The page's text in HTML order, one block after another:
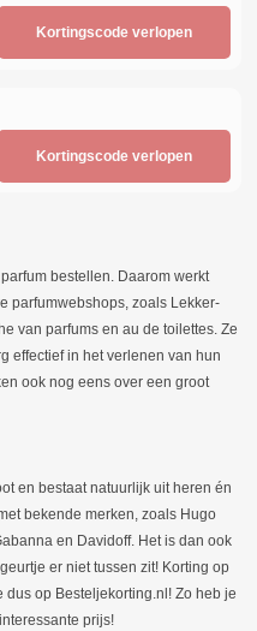
Kortingscode verlopen
Kortingscode verlopen
bestellen. Daarom werkt
parfumwebshops, zoals Lekker-
van parfums en au de toilettes. Ze
effectief in het verlenen van hun
ook nog eens over een groot
en bestaat natuurlijk uit heren én
bekende merken, zoals Hugo
en Davidoff. Het is dan ook
er niet tussen zit! Korting op
op Besteljekorting.nl! Zo heb je
prijs!